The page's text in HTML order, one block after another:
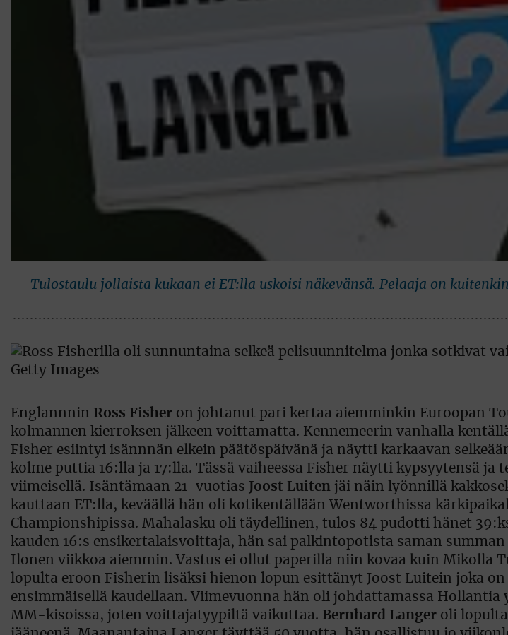
Tulostaulu jollaista kukaan ei ET:lla uskoisi näkevänsä. Pelaaja on
Englannnin Ross Fisher on johtanut pari kertaa aiemminkin Euroopan
kolmannen kierroksen jälkeen voittamatta. Kennemeerin vanhalla
Fisher esiintyi isännnän elkein päätöspäivänä ja näytti karkaavan
kolme puttia 16:lla ja 17:lla. Tässä vaiheessa Fisher näytti kypsyytensä
viimeisellä. Isäntämaan 21-vuotias
Joost Luiten jäi näin lyönnillä
kauttaan ET:lla, keväällä hän oli kotikentällään Wentworthissa
Championshipissa. Mahalasku oli täydellinen, tulos 84 pudotti hänet
kauden 16:s ensikertalaisvoittaja, hän sai palkintopotista saman
Ilonen viikkoa aiemmin. Vastus ei ollut paperilla niin kovaa kuin Mikolla
lopulta eroon Fisherin lisäksi hienon lopun esittänyt Joost Luitein joka
ensimmäisellä kaudellaan. Viimevuonna hän oli johdattamassa
MM-kisoissa, joten voittajatyypiltä vaikuttaa. Bernhard Langer oli